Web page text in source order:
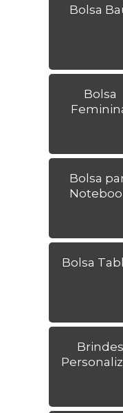
Bolsa
Bolsa
Bolsa
Bolsa
Brindes